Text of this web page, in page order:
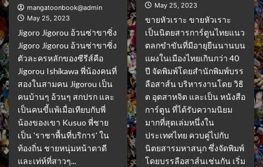
mangatoonbook@admin
May 25, 2023
Jigoro Jigorou อ้วนซ่าขาซิ่ง
Jigoro Jigorou อ้วนซ่าขาซิ่ง
ตัวละครหลักของซีรีส์คือ
Jigorou Ishikawa พี่น้องคนที่
สองในสามคน Jigorou เป็น
คนบ้านๆ อ้วนๆ สกปรก และ
เป็นคนขี้แพ้เมื่อเทียบกับพี่
น้องของเขา Kusuo พี่ชาย
เป็น 'ราชาพื้นที่บริการ' ใน
ท้องถิ่น ชายหนุ่มหน้าตาดี
และเท่ห์ที่สาวๆ...
May 25, 2023
ขายหัวเราะ ขายหัวเราะ
เป็นนิตยสารการ์ตูนไทยแนว
ตลกขำขันที่มีอายุยืนนานบน
แผงในเมืองไทยเกินกว่า 40
ปี จัดพิมพ์โดยสำนักพิมพ์บรร
ลือสาส์น บริหารงานโดย วิธิ
ต อุตสาหจิต และเป็น หนังสือ
การ์ตูน ที่ได้รับความนิยม
มากที่สุดเล่มหนึ่งใน
ประเทศไทย ควบคู่ไปกับ
นิตยสารมหาสนุก ซึ่งจัดพิมพ์
โดยบรรลือสาส์นเช่นกัน เริ่ม